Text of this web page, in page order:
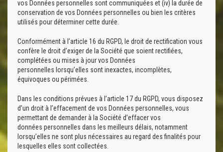
vos Données personnelles sont communiquées et (iv) la durée de
conservation de vos Données personnelles ou bien les critères
utilisés pour déterminer cette durée.
Conformément à l’article 16 du RGPD, le droit de rectification vous
confère le droit d’exiger de la Société que soient rectifiées,
complétées ou mises à jour vos Données
personnelles lorsqu’elles sont inexactes, incomplètes,
équivoques ou périmées.
Dans les conditions prévues à l’article 17 du RGPD, vous disposez
d’un droit à l’effacement de vos Données personnelles, vous
permettant de demander à la Société d’effacer vos
données personnelles dans les meilleurs délais, notamment
lorsqu’elles ne sont plus nécessaires au regard des finalités pour
lesquelles elles sont collectées.